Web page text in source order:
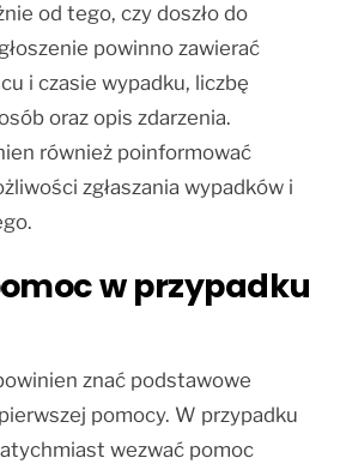
od tego, czy doszło do
powinno zawierać
i czasie wypadku, liczbę
oraz opis zdarzenia.
również poinformować
zgłaszania wypadków i
w przypadku
znać podstawowe
pomocy. W przypadku
wezwać pomoc